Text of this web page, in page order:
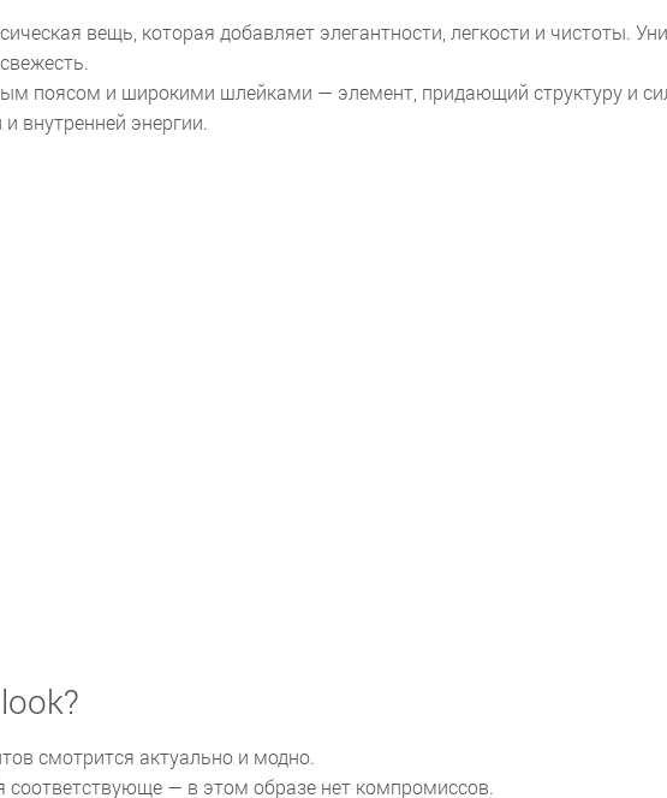
вещь, которая добавляет элегантности, легкости и чистоты.
поясом и широкими шлейками — элемент, придающий структуру и
внутренней энергии.
смотрится актуально и модно.
соответствующе — в этом образе нет компромиссов.